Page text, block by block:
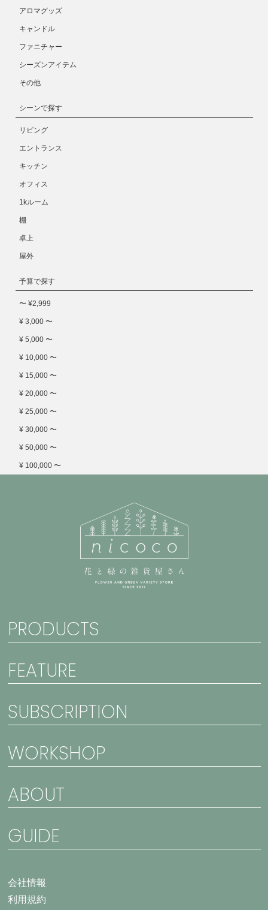
アロマグッズ
キャンドル
ファニチャー
シーズンアイテム
その他
シーンで探す
リビング
エントランス
キッチン
オフィス
1kルーム
棚
卓上
屋外
予算で探す
〜 ¥2,999
¥ 3,000 〜
¥ 5,000 〜
¥ 10,000 〜
¥ 15,000 〜
¥ 20,000 〜
¥ 25,000 〜
¥ 30,000 〜
¥ 50,000 〜
¥ 100,000 〜
PRODUCTS
FEATURE
SUBSCRIPTION
WORKSHOP
ABOUT
GUIDE
会社情報
利用規約